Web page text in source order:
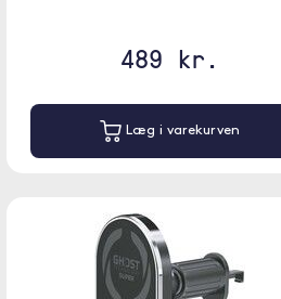
489 kr.
Læg i varekurven